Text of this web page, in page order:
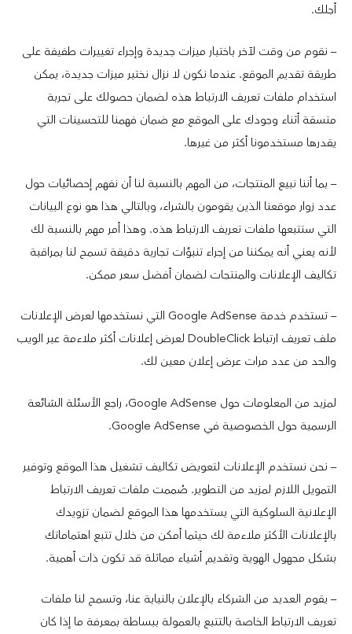
أجلك.
– نقوم من وقت لآخر باختبار ميزات جديدة وإجراء تغييرات طفيفة على
طريقة تقديم الموقع. عندما نكون لا نزال نختبر ميزات جديدة، يمكن
استخدام ملفات تعريف الارتباط هذه لضمان حصولك على تجربة
متسقة أثناء وجودك على الموقع مع ضمان فهمنا للتحسينات التي
يقدرها مستخدمونا أكثر من غيرها.
– بما أننا نبيع المنتجات، من المهم بالنسبة لنا أن نفهم إحصائيات حول
عدد زوار موقعنا الذين يقومون بالشراء، وبالتالي هذا هو نوع البيانات
التي ستتبعها ملفات تعريف الارتباط هذه. وهذا أمر مهم بالنسبة لك
لأنه يعني أنه يمكننا من إجراء تنبؤات تجارية دقيقة تسمح لنا بمراقبة
تكاليف الإعلانات والمنتجات لضمان أفضل سعر ممكن.
– تستخدم خدمة Google AdSense التي نستخدمها لعرض الإعلانات
ملف تعريف ارتباط DoubleClick لعرض إعلانات أكثر ملاءمة عبر الويب
والحد من عدد مرات عرض إعلان معين لك.
لمزيد من المعلومات حول Google AdSense، راجع الأسئلة الشائعة
الرسمية حول الخصوصية في Google AdSense.
– نحن نستخدم الإعلانات لتعويض تكاليف تشغيل هذا الموقع وتوفير
التمويل اللازم لمزيد من التطوير. صُممت ملفات تعريف الارتباط
الإعلانية السلوكية التي يستخدمها هذا الموقع لضمان تزويدك
بالإعلانات الأكثر ملاءمة لك حيثما أمكن من خلال تتبع اهتماماتك
بشكل مجهول الهوية وتقديم أشياء مماثلة قد تكون ذات أهمية.
– يقوم العديد من الشركاء بالإعلان بالنيابة عنا، وتسمح لنا ملفات
تعريف الارتباط الخاصة بالتتبع بالعمولة ببساطة بمعرفة ما إذا كان